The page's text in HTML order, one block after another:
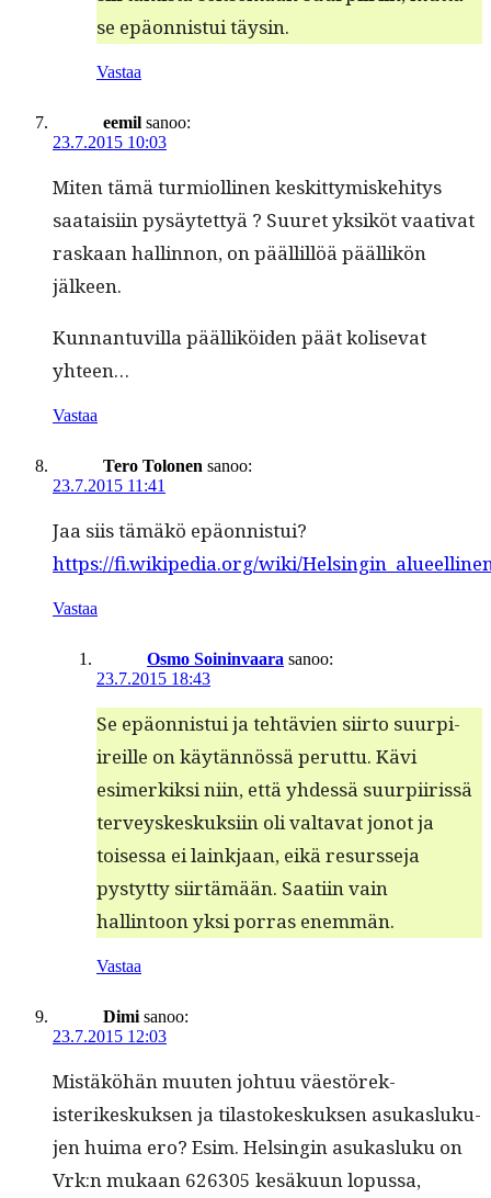
se epäon­nis­tui täysin.
Vastaa
eemil sanoo:
23.7.2015 10:03
Miten tämä turmi­olli­nen keskit­tymiske­hi­tys
saataisi­in pysäytet­tyä ? Suuret yksiköt vaa­ti­vat
raskaan hallinnon, on päällil­löä pääl­likön
jälkeen.
Kun­nan­tuvil­la pääl­liköi­den päät koli­se­vat
yhteen…
Vastaa
Tero Tolonen sanoo:
23.7.2015 11:41
Jaa siis tämäkö epäon­nis­tui?
https://fi.wikipedia.org/wiki/
Vastaa
Osmo Soininvaara sanoo:
23.7.2015 18:43
Se epäon­nis­tui ja tehtävien siir­to suurpi­
ireille on käytän­nössä perut­tu. Kävi
esimerkik­si niin, että yhdessä suurpi­iris­sä
ter­veyskeskuk­si­in oli val­ta­vat jonot ja
toises­sa ei laink­jaan, eikä resursse­ja
pystyt­ty siirtämään. Saati­in vain
hallintoon yksi por­ras enemmän.
Vastaa
Dimi sanoo:
23.7.2015 12:03
Mis­täköhän muuten johtuu väestörek­
isterikeskuk­sen ja tilas­tokeskuk­sen asukasluku­
jen huima ero? Esim. Helsin­gin asukasluku on
Vrk:n mukaan 626305 kesäku­un lopus­sa,